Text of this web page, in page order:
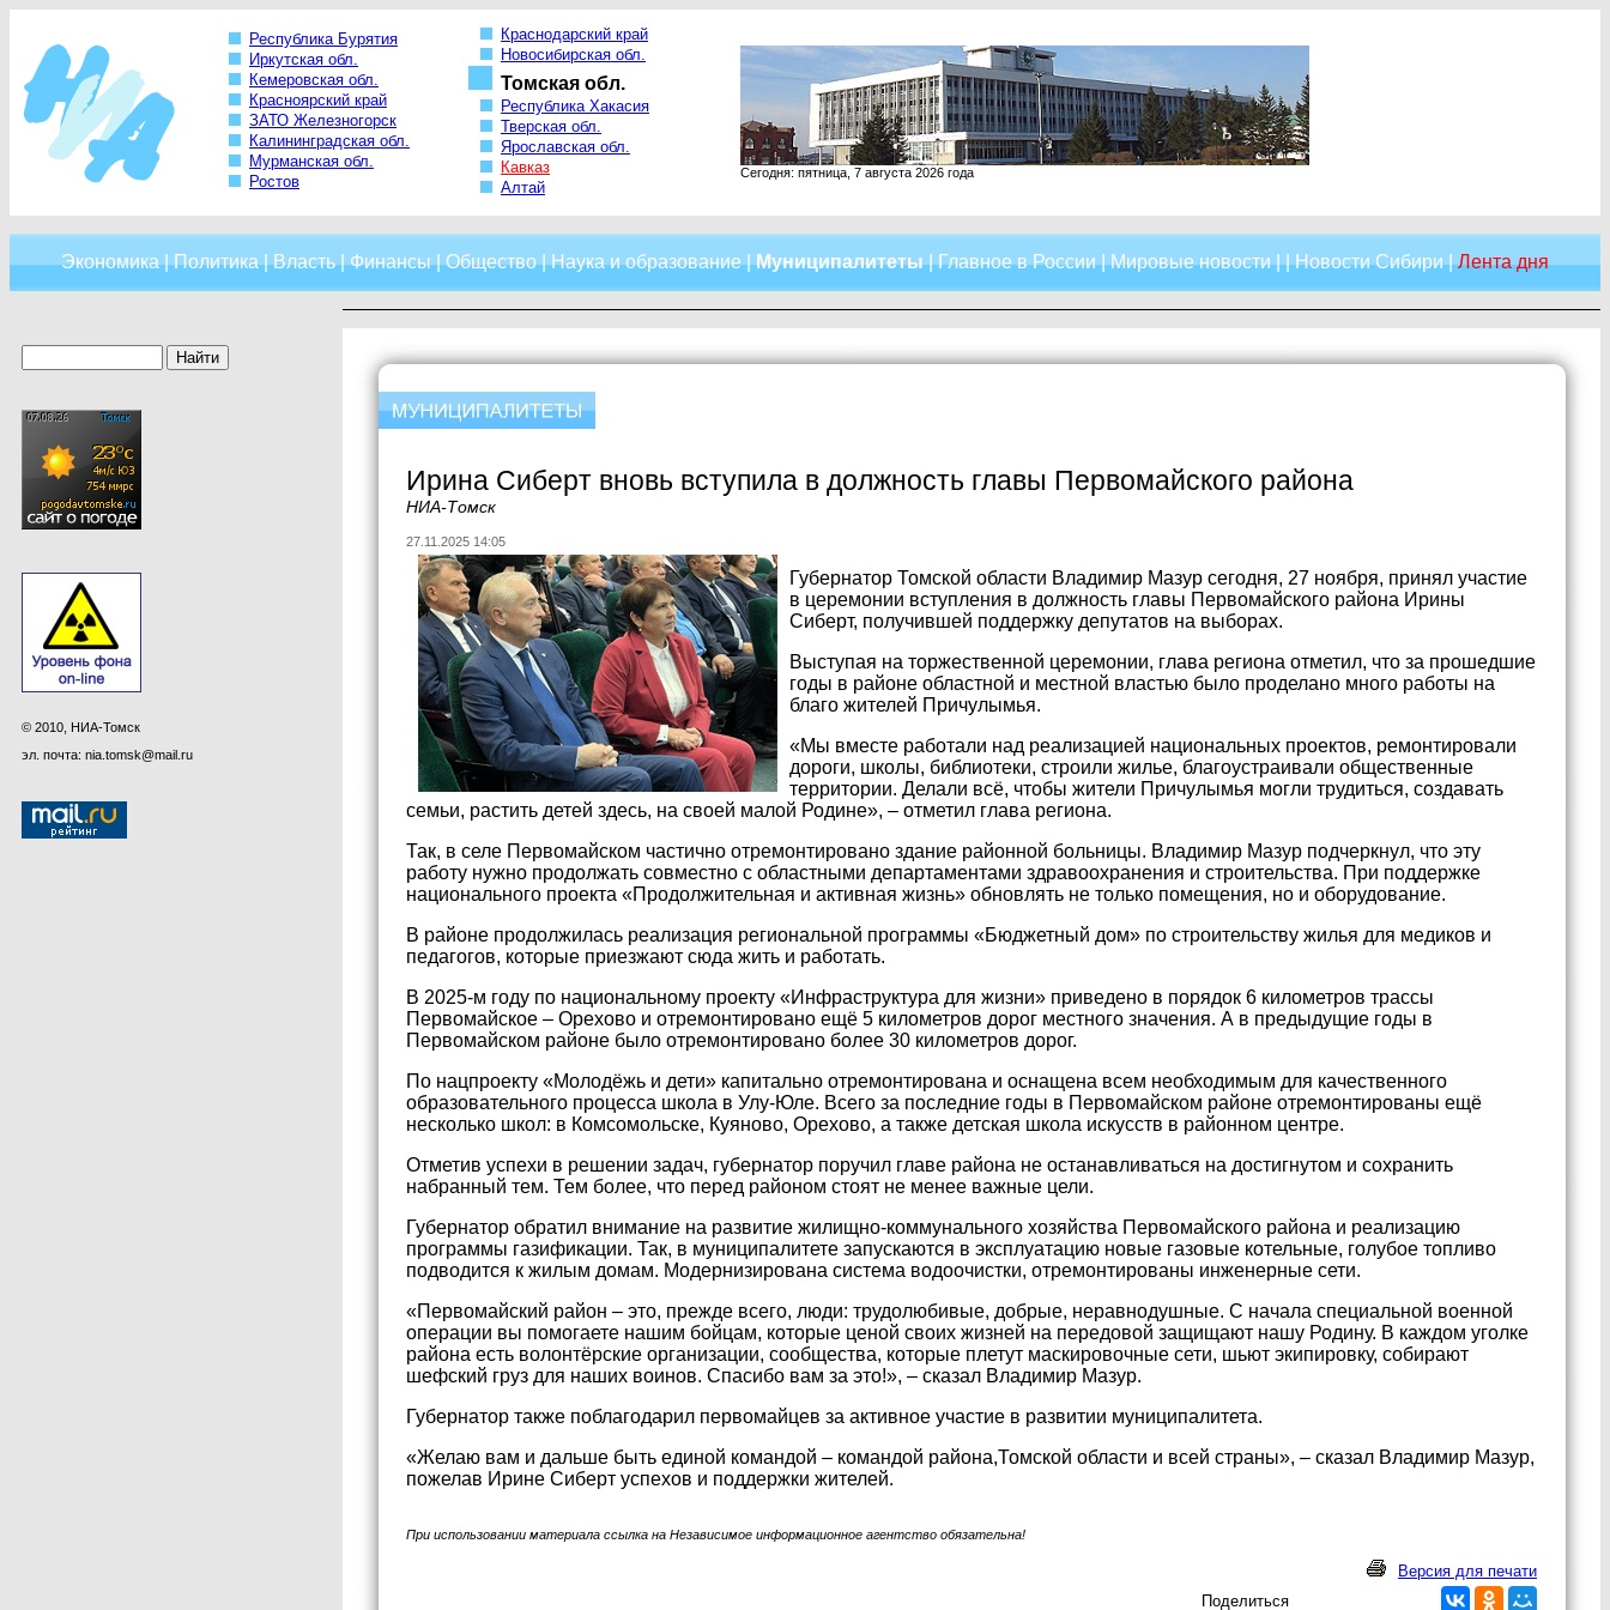
Республика Бурятия
Иркутская обл.
Кемеровская обл.
Красноярский край
ЗАТО Железногорск
Калининградская обл.
Мурманская обл.
Ростов
Краснодарский край
Новосибирская обл.
Томская обл.
Республика Хакасия
Тверская обл.
Ярославская обл.
Кавказ
Алтай
Сегодня: пятница, 7 августа 2026 года
Экономика|Политика|Власть|Финансы|Общество|Наука и образование|Муниципалитеты|Главное в России|Мировые новости| |Новости Сибири|Лента дня
© 2010, НИА-Томск
эл. почта: nia.tomsk@mail.ru
Ирина Сиберт вновь вступила в должность главы Первомайского района
НИА-Томск
27.11.2025 14:05
Губернатор Томской области Владимир Мазур сегодня, 27 ноября, принял участие
в церемонии вступления в должность главы Первомайского района Ирины
Сиберт, получившей поддержку депутатов на выборах.
Выступая на торжественной церемонии, глава региона отметил, что за прошедшие
годы в районе областной и местной властью было проделано много работы на
благо жителей Причулымья.
«Мы вместе работали над реализацией национальных проектов, ремонтировали
дороги, школы, библиотеки, строили жилье, благоустраивали общественные
территории. Делали всё, чтобы жители Причулымья могли трудиться, создавать
семьи, растить детей здесь, на своей малой Родине», – отметил глава региона.
Так, в селе Первомайском частично отремонтировано здание районной больницы. Владимир Мазур подчеркнул, что эту
работу нужно продолжать совместно с областными департаментами здравоохранения и строительства. При поддержке
национального проекта «Продолжительная и активная жизнь» обновлять не только помещения, но и оборудование.
В районе продолжилась реализация региональной программы «Бюджетный дом» по строительству жилья для медиков и
педагогов, которые приезжают сюда жить и работать.
В 2025-м году по национальному проекту «Инфраструктура для жизни» приведено в порядок 6 километров трассы
Первомайское – Орехово и отремонтировано ещё 5 километров дорог местного значения. А в предыдущие годы в
Первомайском районе было отремонтировано более 30 километров дорог.
По нацпроекту «Молодёжь и дети» капитально отремонтирована и оснащена всем необходимым для качественного
образовательного процесса школа в Улу-Юле. Всего за последние годы в Первомайском районе отремонтированы ещё
несколько школ: в Комсомольске, Куяново, Орехово, а также детская школа искусств в районном центре.
Отметив успехи в решении задач, губернатор поручил главе района не останавливаться на достигнутом и сохранить
набранный тем. Тем более, что перед районом стоят не менее важные цели.
Губернатор обратил внимание на развитие жилищно-коммунального хозяйства Первомайского района и реализацию
программы газификации. Так, в муниципалитете запускаются в эксплуатацию новые газовые котельные, голубое топливо
подводится к жилым домам. Модернизирована система водоочистки, отремонтированы инженерные сети.
«Первомайский район – это, прежде всего, люди: трудолюбивые, добрые, неравнодушные. С начала специальной военной
операции вы помогаете нашим бойцам, которые ценой своих жизней на передовой защищают нашу Родину. В каждом уголке
района есть волонтёрские организации, сообщества, которые плетут маскировочные сети, шьют экипировку, собирают
шефский груз для наших воинов. Спасибо вам за это!», – сказал Владимир Мазур.
Губернатор также поблагодарил первомайцев за активное участие в развитии муниципалитета.
«Желаю вам и дальше быть единой командой – командой района,Томской области и всей страны», – сказал Владимир Мазур,
пожелав Ирине Сиберт успехов и поддержки жителей.
При использовании материала ссылка на Независимое информационное агентство обязательна!
Версия для печати
Поделиться